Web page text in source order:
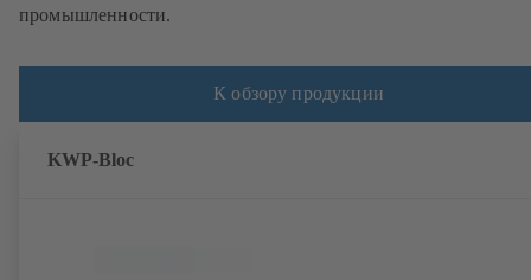
промышленности.
К обзору продукции
KWP-Bloc